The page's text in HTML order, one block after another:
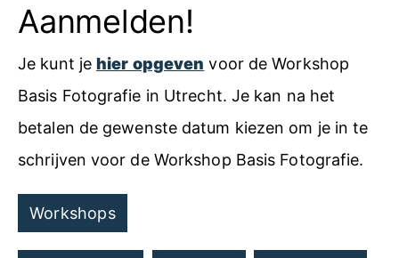
Aanmelden!
Je kunt jehier opgeven voor de Workshop
Basis Fotografie in Utrecht. Je kan na het
betalen de gewenste datum kiezen om je in te
schrijven voor de Workshop Basis Fotografie.
Workshops